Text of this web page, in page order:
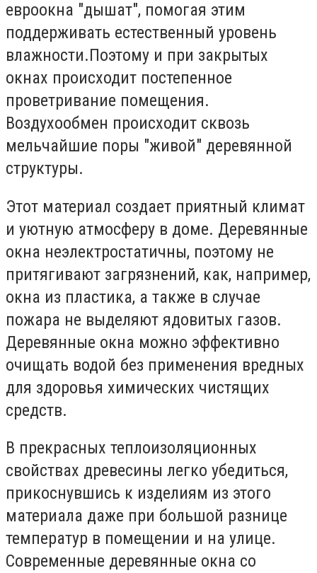
евроокна "дышат", помогая этим
поддерживать естественный уровень
влажности.Поэтому и при закрытых
окнах происходит постепенное
проветривание помещения.
Воздухообмен происходит сквозь
мельчайшие поры "живой" деревянной
структуры.
Этот материал создает приятный климат
и уютную атмосферу в доме. Деревянные
окна неэлектростатичны, поэтому не
притягивают загрязнений, как, например,
окна из пластика, а также в случае
пожара не выделяют ядовитых газов.
Деревянные окна можно эффективно
очищать водой без применения вредных
для здоровья химических чистящих
средств.
В прекрасных теплоизоляционных
свойствах древесины легко убедиться,
прикоснувшись к изделиям из этого
материала даже при большой разнице
температур в помещении и на улице.
Современные деревянные окна со